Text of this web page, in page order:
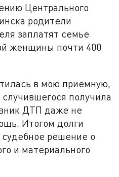
Центрального
родители
заплатят семье
женщины почти 400
в мою приемную,
получила
ДТП даже не
Итогом долги
судебное решение о
и материального